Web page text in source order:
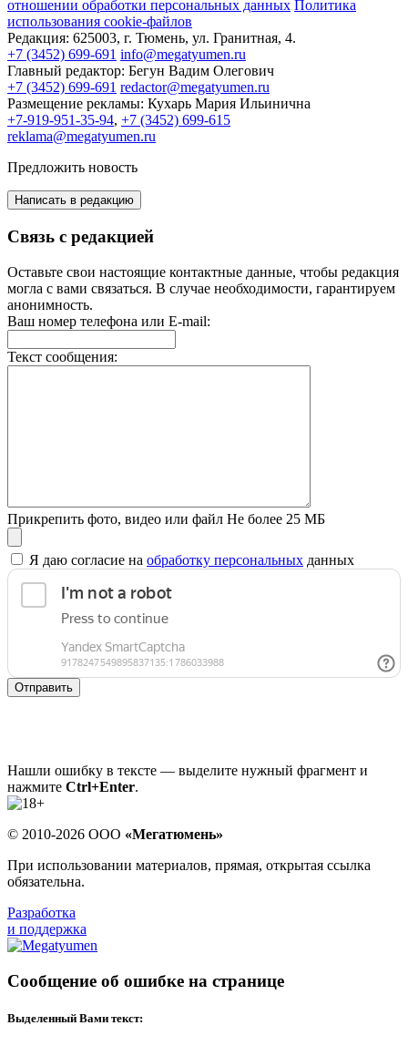
отношении обработки персональных данных Политика
использования cookie-файлов
Редакция: 625003, г. Тюмень, ул. Гранитная, 4.
+7 (3452) 699-691 info@megatyumen.ru
Главный редактор: Бегун Вадим Олегович
+7 (3452) 699-691 redactor@megatyumen.ru
Размещение рекламы: Кухарь Мария Ильинична
+7-919-951-35-94, +7 (3452) 699-615
reklama@megatyumen.ru
Предложить новость
Написать в редакцию
Связь с редакцией
Оставьте свои настоящие контактные данные, чтобы редакция
могла с вами связаться. В случае необходимости, гарантируем
анонимность.
Ваш номер телефона или E-mail:
Текст сообщения:
Прикрепить фото, видео или файл Не более 25 МБ
Я даю согласие на обработку персональных данных
Отправить
Нашли ошибку в тексте — выделите нужный фрагмент и
нажмите Ctrl+Enter.
© 2010-2026 ООО «Мегатюмень»
При использовании материалов, прямая, открытая ссылка
обязательна.
Разработка
и поддержка
Сообщение об ошибке на странице
Выделенный Вами текст: